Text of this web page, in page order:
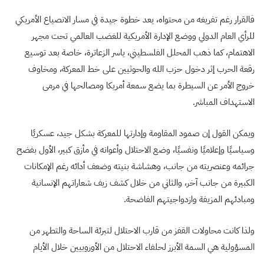
فالقرار رغم تفريغه من محتواه، يعد خطوة جيدة في مسار الانصياع الأمريكي
للرأي العام الدولي ووضع الإدارة الأمريكية للغضب العالمي تحت مجهر
الاهتمام، كما ذهب المحلل الفلسطيني، ياسر الزعاترة، خاصة بعد توسيع
رقعة الحرب إثر دخول حزب الله والحوثيين على خط المعركة، ومخاوف
خروج الأمر عن السيطرة بما يضع سمعة أمريكا ومصالحها في مرمى
الاستهداف المباشر.
ويمكن القول إن صمود المقاومة وإدارتها للمعركة بشكل جيد، عسكريًا
وسياسيًا وإعلاميًا ونفسيًا، وضع الاحتلال وأعوانه في مأزق كبير، الأول بفضح
جرائمه وعنصريته من جانب، وهشاشة بنيته وضعف أدائه رغم الإمكانات
الكبيرة من جانب آخر، والثاني من خلال كشف زيف شعاراتهم الإنسانية
ومبادئهم المزيفة وازدواجيتهم الفاضحة.
ولذا كانت محاولات القفز من قارب الاحتلال لتبرئة الساحة والتطهر من
المسؤولية هي السمة الأبرز لحلفاء الاحتلال من الأوروبيين خلال الأيام